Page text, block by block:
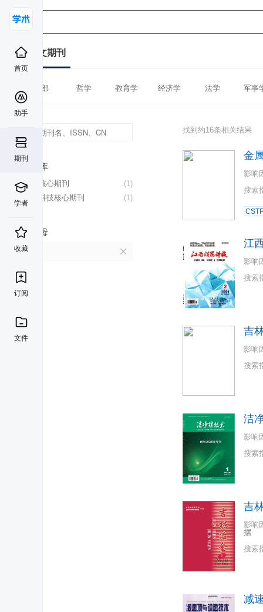
首页
助手
期刊
学者
收藏
订阅
文件
中文期刊
全部 哲学 教育学 经济学 法学 军事
数据库
(1)
北大核心期刊
(1)
中国科技核心期刊
首字母
J
找到约16条相关结果
金
影响
搜索
江
影响
搜索
吉
影响
搜索
洁
影响
搜索
吉
影响
据
搜索
减